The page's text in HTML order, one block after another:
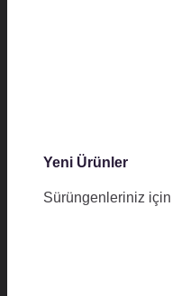
Yeni Ürünler
Sürüngenleriniz